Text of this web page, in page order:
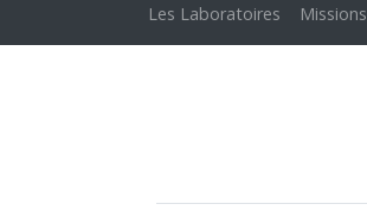
Les Laboratoires Missions